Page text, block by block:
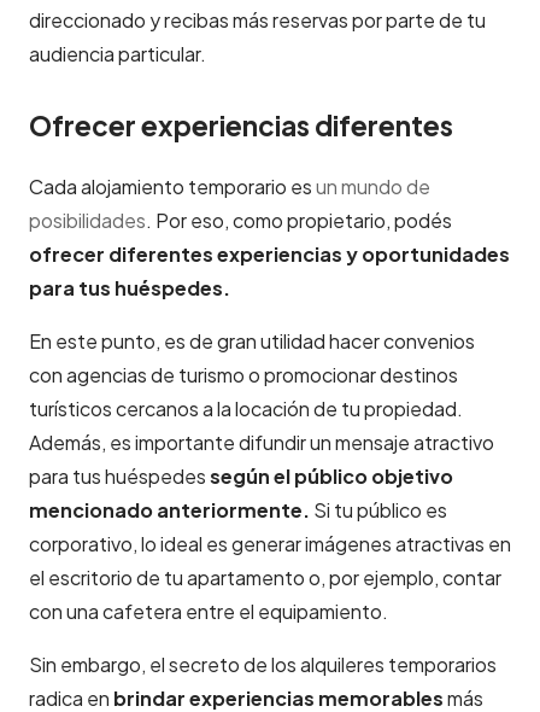
direccionado y recibas más reservas por parte de tu
audiencia particular.
Ofrecer experiencias diferentes
Cada alojamiento temporario esun mundo de
posibilidades. Por eso, como propietario, podés
ofrecer diferentes experiencias y oportunidades
para tus huéspedes.
En este punto, es de gran utilidad hacer convenios
con agencias de turismo o promocionar destinos
turísticos cercanos a la locación de tu propiedad.
Además, es importante difundir un mensaje atractivo
para tus huéspedessegún el público objetivo
mencionado anteriormente. Si tu público es
corporativo, lo ideal es generar imágenes atractivas en
el escritorio de tu apartamento o, por ejemplo, contar
con una cafetera entre el equipamiento.
Sin embargo, el secreto de los alquileres temporarios
radica en brindar experiencias memorablesmás